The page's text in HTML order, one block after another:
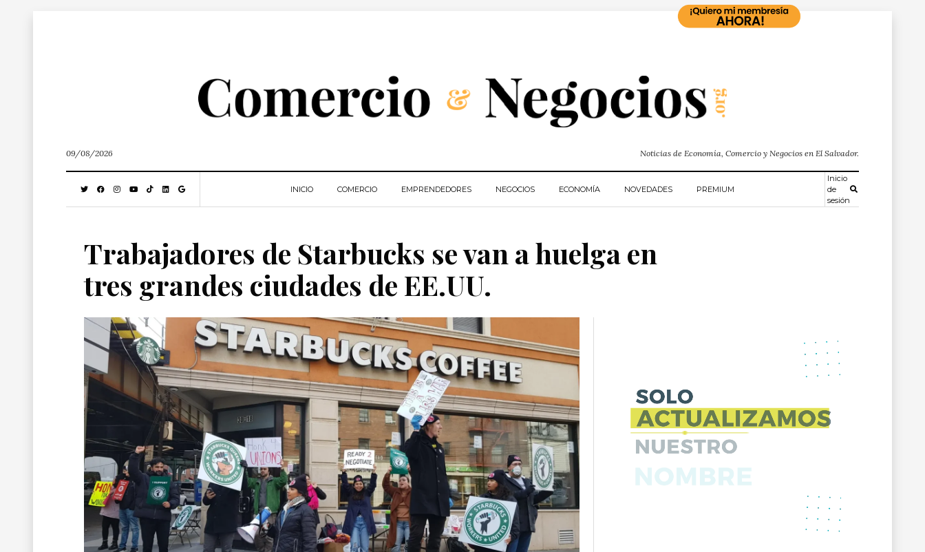
09/08/2026 Noticias de Economía, Comercio y Negocios en El Salvador.
INICIO COMERCIO EMPRENDEDORES NEGOCIOS ECONOMÍA NOVEDADES PREMIUM
Inicio
de
sesión
Trabajadores de Starbucks se van a huelga en
tres grandes ciudades de EE.UU.